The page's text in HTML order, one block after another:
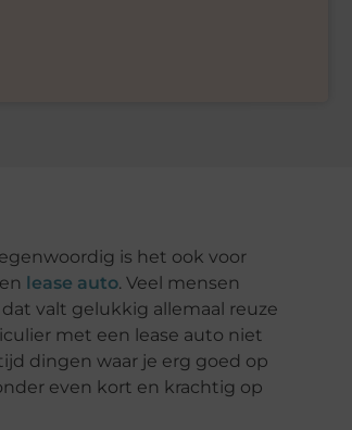
is het ook voor
lease auto. Veel mensen
valt gelukkig allemaal reuze
met een lease auto niet
dingen waar je erg goed op
even kort en krachtig op